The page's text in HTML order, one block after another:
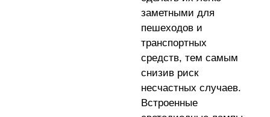
заметными для
пешеходов и
транспортных
средств, тем самым
снизив риск
несчастных случаев.
Встроенные